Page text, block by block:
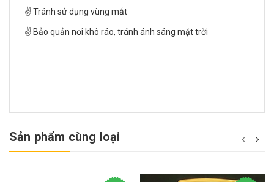
✌️ Tránh sử dụng vùng mắt
✌️ Bảo quản nơi khô ráo, tránh ánh sáng mặt trời
Sản phẩm cùng loại